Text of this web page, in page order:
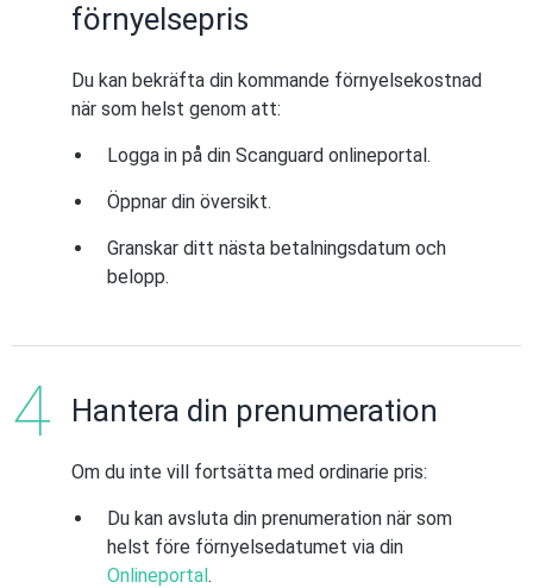
förnyelsepris
Du kan bekräfta din kommande förnyelsekostnad
när som helst genom att:
Logga in på din Scanguard onlineportal.
Öppnar din översikt.
Granskar ditt nästa betalningsdatum och
belopp.
Hantera din prenumeration
Om du inte vill fortsätta med ordinarie pris:
Du kan avsluta din prenumeration när som
helst före förnyelsedatumet via din
Onlineportal.